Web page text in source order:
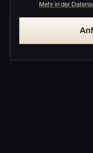
Mehr in der